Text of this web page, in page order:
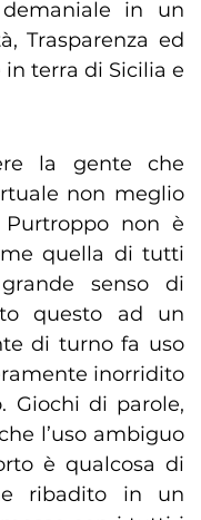
in un
Trasparenza ed
terra di Sicilia e
la gente che
non meglio
non è
quella di tutti
senso di
questo ad un
di turno fa uso
inorridito
Giochi di parole,
l’uso ambiguo
è qualcosa di
ribadito in un